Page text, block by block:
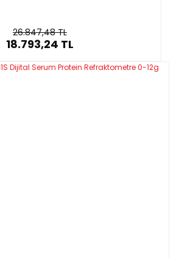
26.847,48 TL
18.793,24 TL